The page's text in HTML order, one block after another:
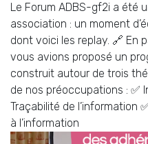
Le Forum ADBS-gf2i a été
association : un moment
dont voici les replay. 🔗 En
vous avions proposé un
construit autour de trois
de nos préoccupations : ✅
Traçabilité de l’information
à l’information